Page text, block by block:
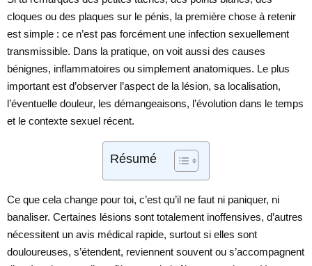
cloques ou des plaques sur le pénis, la première chose à retenir
est simple : ce n’est pas forcément une infection sexuellement
transmissible. Dans la pratique, on voit aussi des causes
bénignes, inflammatoires ou simplement anatomiques. Le plus
important est d’observer l’aspect de la lésion, sa localisation,
l’éventuelle douleur, les démangeaisons, l’évolution dans le temps
et le contexte sexuel récent.
Résumé
Ce que cela change pour toi, c’est qu’il ne faut ni paniquer, ni
banaliser. Certaines lésions sont totalement inoffensives, d’autres
nécessitent un avis médical rapide, surtout si elles sont
douloureuses, s’étendent, reviennent souvent ou s’accompagnent